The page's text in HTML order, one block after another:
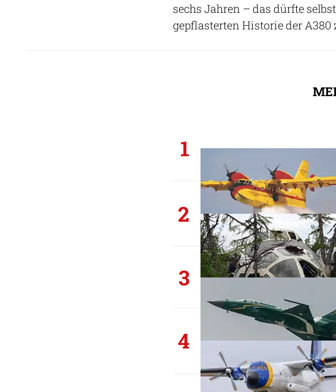
sechs Jahren – das dürfte
gepflasterten Historie der
1
2
3
4